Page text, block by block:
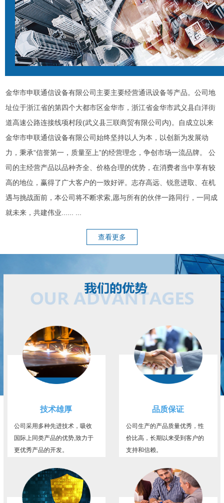
金华市申联通信设备有限公司主要主要经营通讯设备等产品。公司地
址位于浙江省的第四个大都市区金华市，浙江省金华市武义县白洋街
道高速公路连接线项村段(武义县三联商贸有限公司内)。自成立以来
金华市申联通信设备有限公司始终坚持以人为本，以创新为发展动
力，秉承“信誉第一，质量至上”的经营理念，争创市场一流品牌。 公
司的主经营产品以品种齐全、价格合理的优势，在消费者当中享有较
高的地位，赢得了广大客户的一致好评。志存高远、锐意进取、在机
遇与挑战面前，本公司将不断求索,愿与所有的伙伴一路同行，一同成
就未来，共建伟业...... ...
查看更多
技术雄厚
公司采用多种先进技术，吸收
国际上同类产品的优势,致力于
更优秀产品的开发。
品质保证
公司生产的产品质量优秀，性
价比高，长期以来受到客户的
支持和信赖。